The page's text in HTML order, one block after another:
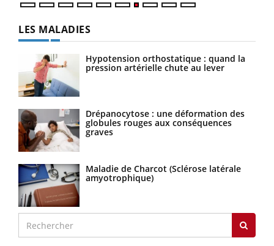
LES MALADIES
Hypotension orthostatique : quand la
pression artérielle chute au lever
Drépanocytose : une déformation des
globules rouges aux conséquences
graves
Maladie de Charcot (Sclérose latérale
amyotrophique)